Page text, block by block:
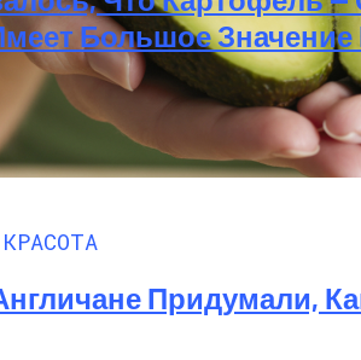
Большое
Придумали,